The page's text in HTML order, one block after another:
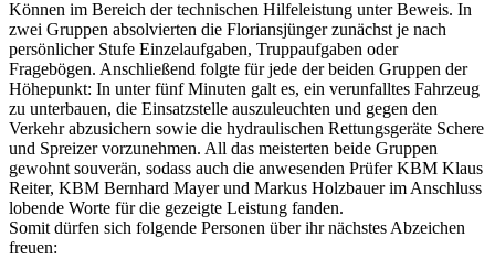
Können im Bereich der technischen Hilfeleistung unter Beweis. In
zwei Gruppen absolvierten die Floriansjünger zunächst je nach
persönlicher Stufe Einzelaufgaben, Truppaufgaben oder
Fragebögen. Anschließend folgte für jede der beiden Gruppen der
Höhepunkt: In unter fünf Minuten galt es, ein verunfalltes Fahrzeug
zu unterbauen, die Einsatzstelle auszuleuchten und gegen den
Verkehr abzusichern sowie die hydraulischen Rettungsgeräte Schere
und Spreizer vorzunehmen. All das meisterten beide Gruppen
gewohnt souverän, sodass auch die anwesenden Prüfer KBM Klaus
Reiter, KBM Bernhard Mayer und Markus Holzbauer im Anschluss
lobende Worte für die gezeigte Leistung fanden.
Somit dürfen sich folgende Personen über ihr nächstes Abzeichen
freuen: